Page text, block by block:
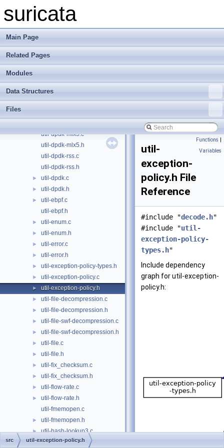
suricata
Main Page
Related Pages
Modules
Data Structures
Files
►
util-device.h
util-dpdk-common.c
util-dpdk-common.h
util-dpdk-ice.c
util-dpdk-ice.h
util-dpdk-mlx5.c
util-dpdk-mlx5.h
util-dpdk-rss.c
util-dpdk-rss.h
► util-dpdk.c
► util-dpdk.h
►
util-ebpf.c
util-ebpf.h
► util-enum.c
► util-enum.h
► util-error.c
► util-error.h
► util-exception-policy-types.h
► util-exception-policy.c
► util-exception-policy.h
► util-file-decompression.c
► util-file-decompression.h
► util-file-swf-decompression.c
► util-file-swf-decompression.h
► util-file.c
► util-file.h
► util-fix_checksum.c
► util-fix_checksum.h
► util-flow-rate.c
►
util-flow-rate.h
util-fmemopen.c
► util-fmemopen.h
► util-hash-lookup3.c
► util-hash-lookup3.h
Functions |
Variables
util-
exception-
policy.h File
Reference
#include "decode.h"
#include "util-
exception-policy-
types.h"
Include dependency
graph for util-exception-
policy.h:
src util-exception-policy.h